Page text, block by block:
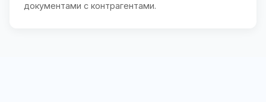
документами с контрагентами.